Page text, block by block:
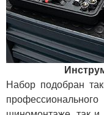
Набор подобран